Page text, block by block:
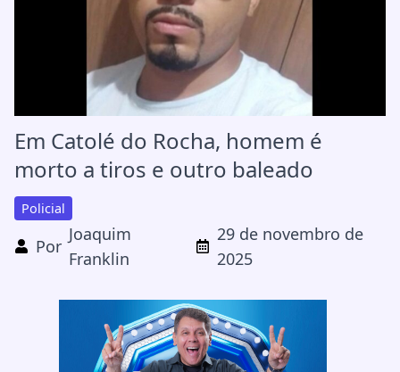
Em Catolé do Rocha, homem é
morto a tiros e outro baleado
Policial
Por
Joaquim
Franklin
29 de novembro de
2025